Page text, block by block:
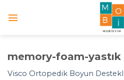
memory-foam-yastık
Visco Ortopedik Boyun